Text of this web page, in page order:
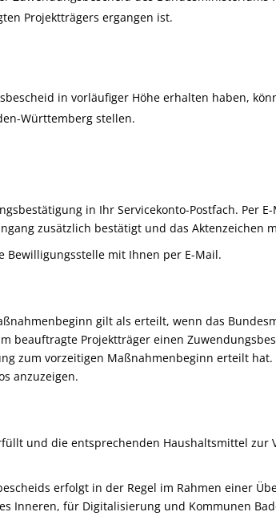
Projektträgers ergangen ist.
in vorläufiger Höhe erhalten haben,
Württemberg stellen.
in Ihr Servicekonto-Postfach. Per
zusätzlich bestätigt und das Aktenzeichen
mit Ihnen per E-Mail.
gilt als erteilt, wenn das
beauftragte Projektträger einen
zum vorzeitigen Maßnahmenbeginn erteilt
anzuzeigen.
und die entsprechenden Haushaltsmittel zur
erfolgt in der Regel im Rahmen einer
Inneren, für Digitalisierung und Kommunen